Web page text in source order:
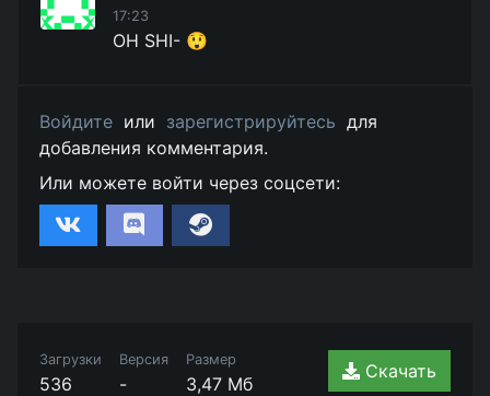
17:23
OH SHI- 😲
Войдите или зарегистрируйтесь для
добавления комментария.
Или можете войти через соцсети:
Загрузки
536
Версия
-
Размер
3,47 Мб
Скачать